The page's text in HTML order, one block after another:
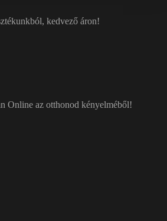
kedvező áron!
Online az otthonod kényelméből!